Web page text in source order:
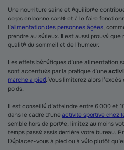
Une nourriture saine et équilibrée
corps en bonne santé et à le faire
l’alimentation des personnes âgées,
prendre au sérieux. Il est aussi prouvé que
qualité du sommeil et de l’humeur.
Les effets bénéfiques d’une alimentation
sont accentués par la pratique d’une
marche à pied. Vous limiterez alors
poids.
Il est conseillé d’atteindre entre 6 000 et
dans le cadre d’uneactivité sportive chez
semble hors de portée, limitez au moins
temps passé assis derrière votre bureau.
Déplacez-vous à pied ou à vélo plutôt